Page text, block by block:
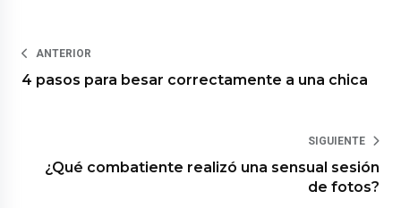
ANTERIOR
4 pasos para besar correctamente a una chica
SIGUIENTE
¿Qué combatiente realizó una sensual sesión
de fotos?